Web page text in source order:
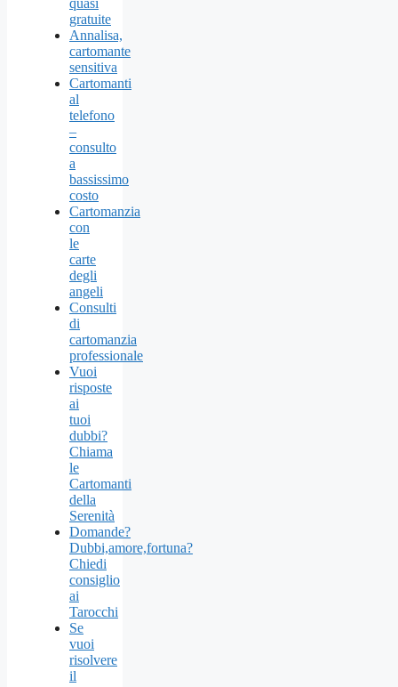
quasi
gratuite
Annalisa,
cartomante
sensitiva
Cartomanti
al
telefono
–
consulto
a
bassissimo
costo
Cartomanzia
con
le
carte
degli
angeli
Consulti
di
cartomanzia
professionale
Vuoi
risposte
ai
tuoi
dubbi?
Chiama
le
Cartomanti
della
Serenità
Domande?
Dubbi,amore,fortuna?
Chiedi
consiglio
ai
Tarocchi
Se
vuoi
risolvere
il